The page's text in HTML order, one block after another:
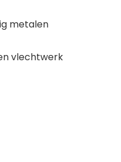
metalen
vlechtwerk